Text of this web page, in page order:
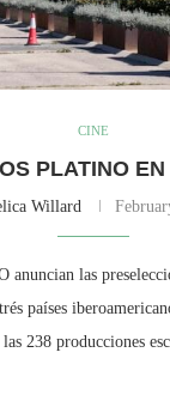
CINE
PLATINO
Willard
anuncian las
países
238 producciones